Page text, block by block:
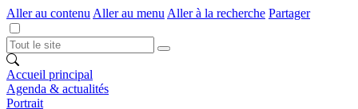
Aller au contenu Aller au menu Aller à la recherche Partager
Accueil principal
Agenda & actualités
Portrait